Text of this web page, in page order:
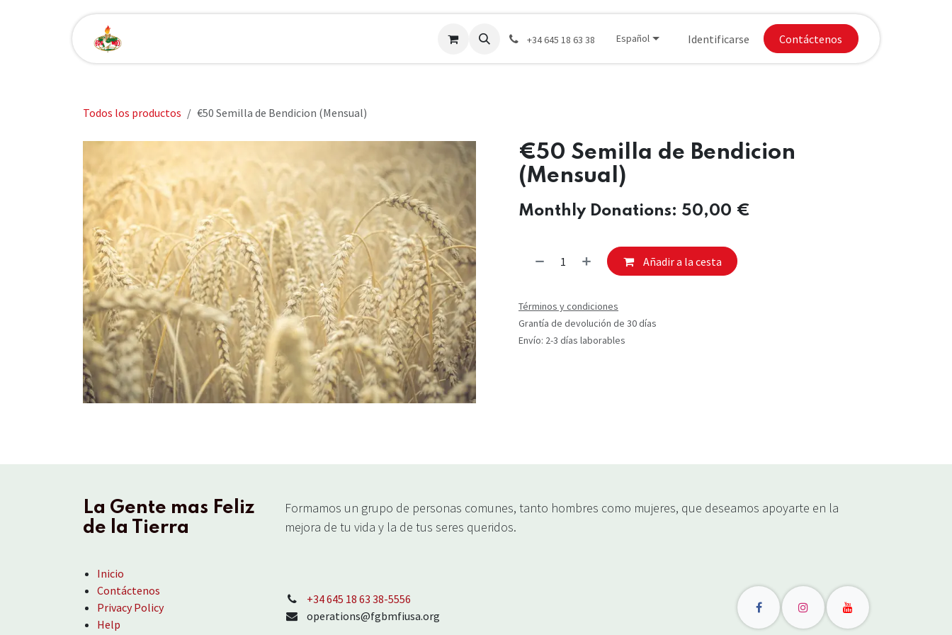
Contáctenos Company Cursos Donaciones Apply for Chapter
‪+34 645 18 63 38‬ Español Identificarse Contáctenos
Todos los productos €50 Semilla de Bendicion (Mensual)
€50 Semilla de Bendicion
(Mensual)
Monthly Donations: 50,00 €
Añadir a la cesta
Términos y condiciones
Grantía de devolución de 30 días
Envío: 2-3 días laborables
La Gente mas Feliz
de la Tierra
Formamos un grupo de personas comunes, tanto hombres como mujeres, que deseamos apoyarte en la
mejora de tu vida y la de tus seres queridos.
Inicio
Contáctenos
Privacy Policy
Help
‪+34 645 18 63 38‬-5556
operations@fgbmfiusa.org